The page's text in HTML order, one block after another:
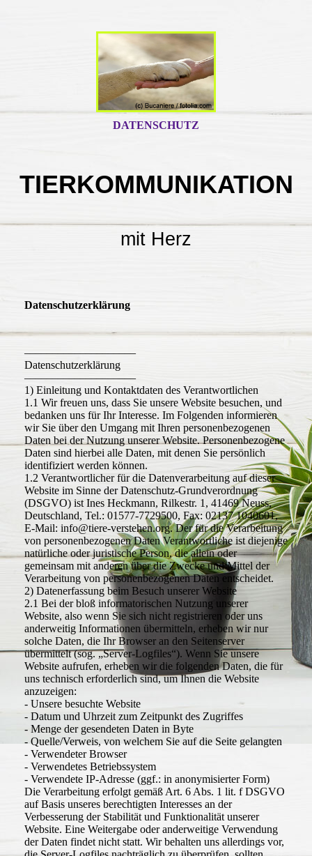
DATENSCHUTZ
TIERKOMMUNIKATION
mit Herz
Datenschutzerklärung
––––––––––––––––––––
Datenschutzerklärung
––––––––––––––––––––
1) Einleitung und Kontaktdaten des Verantwortlichen
1.1 Wir freuen uns, dass Sie unsere Website besuchen, und
bedanken uns für Ihr Interesse. Im Folgenden informieren
wir Sie über den Umgang mit Ihren personenbezogenen
Daten bei der Nutzung unserer Website. Personenbezogene
Daten sind hierbei alle Daten, mit denen Sie persönlich
identifiziert werden können.
1.2 Verantwortlicher für die Datenverarbeitung auf dieser
Website im Sinne der Datenschutz-Grundverordnung
(DSGVO) ist Ines Heckmann, Rilkestr. 1, 41469 Neuss,
Deutschland, Tel.: 01577-7729500, Fax: 02137 1040601,
E-Mail: info@tiere-verstehen.org. Der für die Verarbeitung
von personenbezogenen Daten Verantwortliche ist diejenige
natürliche oder juristische Person, die allein oder
gemeinsam mit anderen über die Zwecke und Mittel der
Verarbeitung von personenbezogenen Daten entscheidet.
2) Datenerfassung beim Besuch unserer Website
2.1 Bei der bloß informatorischen Nutzung unserer
Website, also wenn Sie sich nicht registrieren oder uns
anderweitig Informationen übermitteln, erheben wir nur
solche Daten, die Ihr Browser an den Seitenserver
übermittelt (sog. „Server-Logfiles“). Wenn Sie unsere
Website aufrufen, erheben wir die folgenden Daten, die für
uns technisch erforderlich sind, um Ihnen die Website
anzuzeigen:
- Unsere besuchte Website
- Datum und Uhrzeit zum Zeitpunkt des Zugriffes
- Menge der gesendeten Daten in Byte
- Quelle/Verweis, von welchem Sie auf die Seite gelangten
- Verwendeter Browser
- Verwendetes Betriebssystem
- Verwendete IP-Adresse (ggf.: in anonymisierter Form)
Die Verarbeitung erfolgt gemäß Art. 6 Abs. 1 lit. f DSGVO
auf Basis unseres berechtigten Interesses an der
Verbesserung der Stabilität und Funktionalität unserer
Website. Eine Weitergabe oder anderweitige Verwendung
der Daten findet nicht statt. Wir behalten uns allerdings vor,